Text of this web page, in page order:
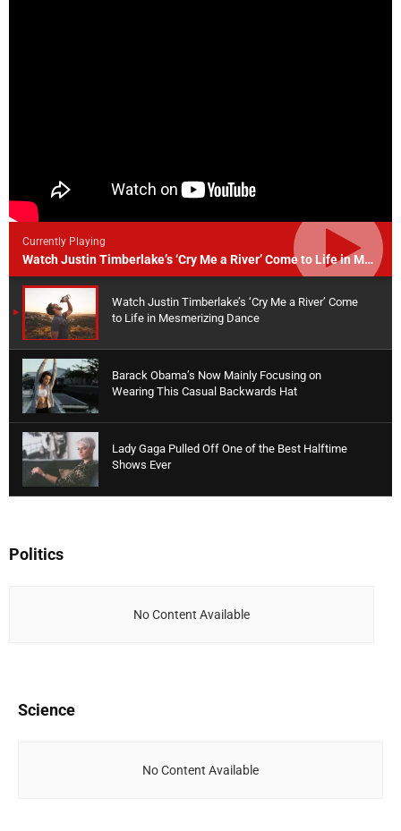
Currently Playing
Watch Justin Timberlake’s ‘Cry Me a River’ Come to Life in Mesmerizing Dance
Watch Justin Timberlake’s ‘Cry Me a River’ Come
to Life in Mesmerizing Dance
Barack Obama’s Now Mainly Focusing on
Wearing This Casual Backwards Hat
Lady Gaga Pulled Off One of the Best Halftime
Shows Ever
Politics
No Content Available
Science
No Content Available